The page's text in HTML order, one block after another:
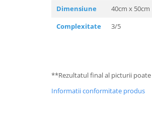
Dimensiune
40cm x 50cm
Complexitate
3/5
**Rezultatul final al picturii
Informatii conformitate produs